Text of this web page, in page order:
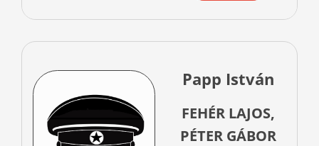
Papp István
FEHÉR LAJOS,
PÉTER GÁBOR